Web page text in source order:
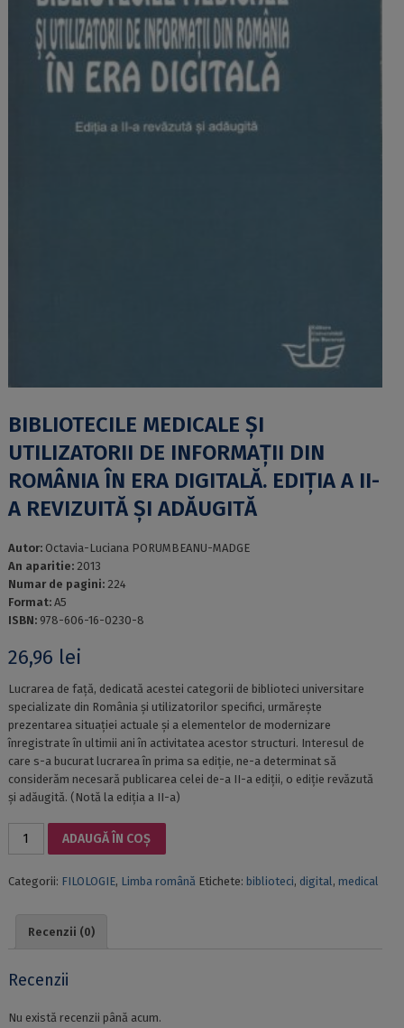
BIBLIOTECILE MEDICALE ȘI
UTILIZATORII DE INFORMAȚII DIN
ROMÂNIA ÎN ERA DIGITALĂ. EDIȚIA A II-
A REVIZUITĂ ȘI ADĂUGITĂ
Autor: Octavia-Luciana PORUMBEANU-MADGE
An aparitie: 2013
Numar de pagini: 224
Format: A5
ISBN: 978-606-16-0230-8
26,96 lei
Lucrarea de față, dedicată acestei categorii de biblioteci universitare
specializate din România și utilizatorilor specifici, urmărește
prezentarea situației actuale și a elementelor de modernizare
înregistrate în ultimii ani în activitatea acestor structuri. Interesul de
care s-a bucurat lucrarea în prima sa ediție, ne-a determinat să
considerăm necesară publicarea celei de-a II-a ediții, o ediție revăzută
și adăugită. (Notă la ediția a II-a)
Cantitate
ȘI
INFORMAȚII
ROMÂNIA
ERA
ADAUGĂ ÎN COȘ
Categorii: FILOLOGIE, Limba română Etichete: biblioteci, digital , medical
Recenzii (0)
Recenzii
Nu există recenzii până acum.